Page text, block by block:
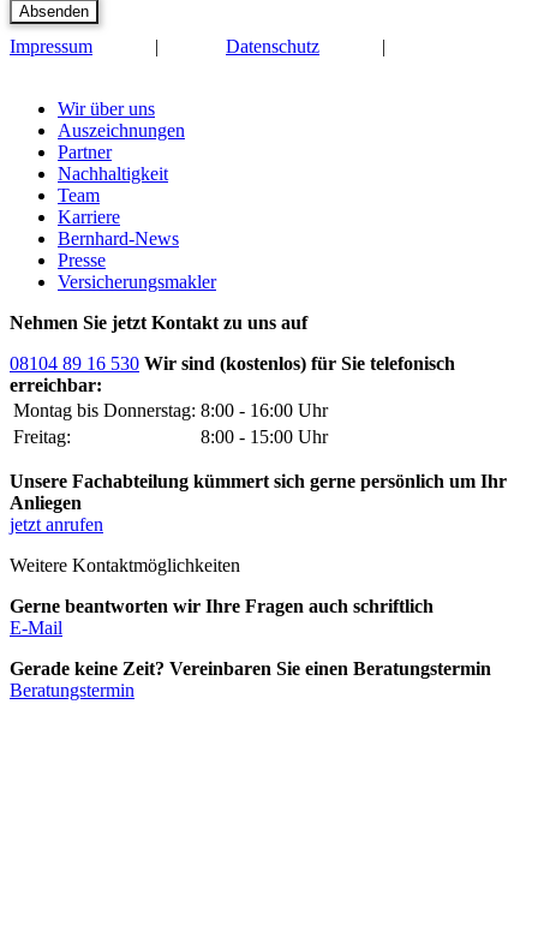
Impressum | Datenschutz |
Wir über uns
Auszeichnungen
Partner
Nachhaltigkeit
Team
Karriere
Bernhard-News
Presse
Versicherungsmakler
Nehmen Sie jetzt Kontakt zu uns auf
08104 89 16 530 Wir sind (kostenlos) für Sie telefonisch
erreichbar:
Montag bis Donnerstag: 8:00 - 16:00 Uhr
Freitag:
8:00 - 15:00 Uhr
Unsere Fachabteilung kümmert sich gerne persönlich um Ihr
Anliegen
jetzt anrufen
Weitere Kontaktmöglichkeiten
Gerne beantworten wir Ihre Fragen auch schriftlich
E-Mail
Gerade keine Zeit? Vereinbaren Sie einen Beratungstermin
Beratungstermin